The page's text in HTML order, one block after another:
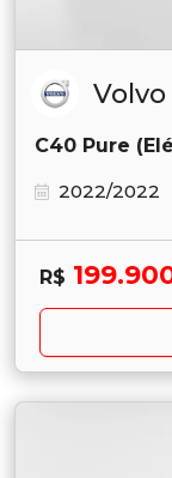
Volvo
C40 Pure
2022/2022
R$